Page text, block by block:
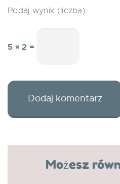
Podaj wynik (liczba):
5 × 2 =
Możesz